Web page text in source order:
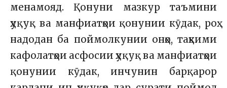
менамояд. Қонуни мазкур таъмини
ҳуқуқ ва манфиатҳои қонунии кӯдак, роҳ
надодан ба поймолкунии онҳо, таҳкими
кафолатҳои асфосии ҳуқуқ ва манфиатҳои
қонунии кӯдак, инчунин барқарор